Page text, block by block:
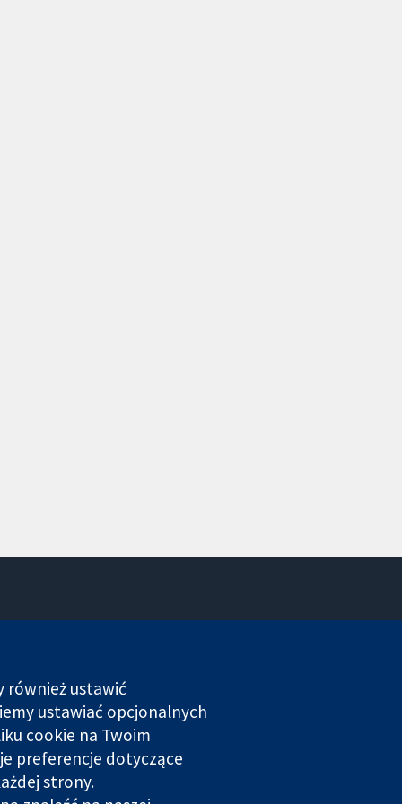
O nas
Praca
Cochrane Library
również ustawić
ustawiać opcjonalnych
cookie na Twoim
preferencje dotyczące
strony.